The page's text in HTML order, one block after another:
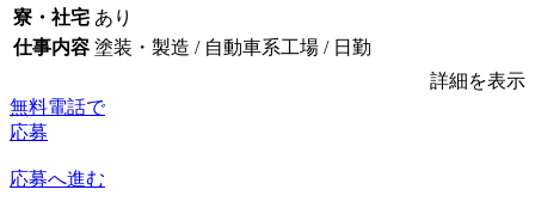
寮・社宅 あり
仕事内容 塗装・製造 / 自動車系工場 / 日勤
詳細を表示
無料電話で
応募
応募へ進む